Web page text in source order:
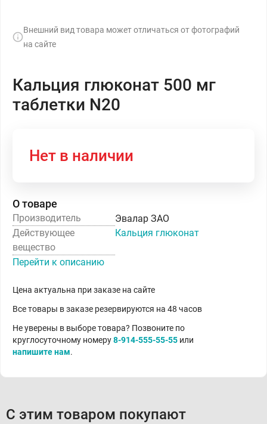
Внешний вид товара может отличаться от фотографий
на сайте
Кальция глюконат 500 мг
таблетки N20
Нет в наличии
О товаре
Производитель
Эвалар ЗАО
Действующее
вещество
Кальция глюконат
Перейти к описанию
Цена актуальна при заказе на сайте
Все товары в заказе резервируются на 48 часов
Не уверены в выборе товара? Позвоните по
круглосуточному номеру8-914-555-55-55 или
напишите нам.
С этим товаром покупают